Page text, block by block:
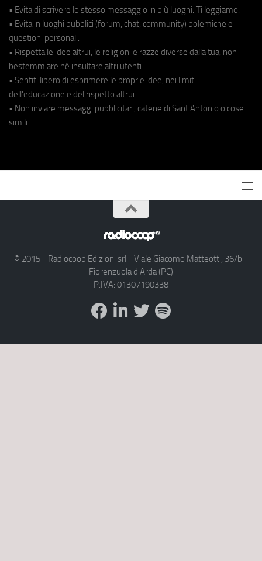
• Evita di scrivere lo stesso messaggio in più luoghi. Ti leggiamo.
• Evita in luoghi pubblici (forum, chat, community) polemiche e
questioni personali.
• Rispetta le idee altrui, le religioni e razze diverse dalla tua, non
bestemmiare né insultare altri utenti.
• Sentiti libero di esprimere le proprie idee, nei limiti
dell'educazione e del rispetto altrui.
• Non inviare messaggi pubblicitari, catene di Sant'Antonio o cose
simili.
© 2015 - Radiocoop Edizioni srl - Viale Giacomo Matteotti, 36/b -
Fiorenzuola d'Arda (PC)
P.IVA: 01307190338